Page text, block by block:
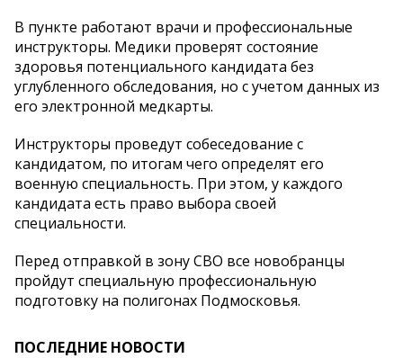
В пункте работают врачи и профессиональные
инструкторы. Медики проверят состояние
здоровья потенциального кандидата без
углубленного обследования, но с учетом данных из
его электронной медкарты.
Инструкторы проведут собеседование с
кандидатом, по итогам чего определят его
военную специальность. При этом, у каждого
кандидата есть право выбора своей
специальности.
Перед отправкой в зону СВО все новобранцы
пройдут специальную профессиональную
подготовку на полигонах Подмосковья.
ПОСЛЕДНИЕ НОВОСТИ